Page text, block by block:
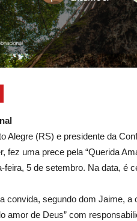
Alegre (RS) e presidente da
fez uma prece pela “Querida
feira, 5 de setembro. Na data, é
convida, segundo dom Jaime, a
amor de Deus” com